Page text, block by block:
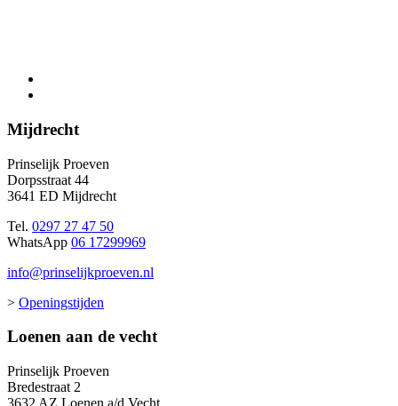
Mijdrecht
Prinselijk Proeven
Dorpsstraat 44
3641 ED Mijdrecht
Tel. 0297 27 47 50
WhatsApp 06 17299969
info@prinselijkproeven.nl
> Openingstijden
Loenen aan de vecht
Prinselijk Proeven
Bredestraat 2
3632 AZ Loenen a/d Vecht